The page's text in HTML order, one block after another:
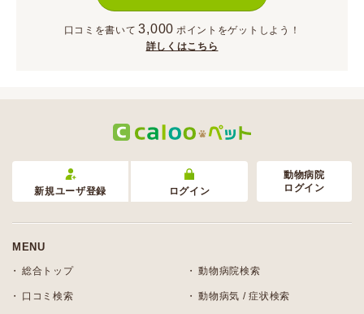
口コミを書いて 3,000 ポイント をゲットしよう！
詳しくはこちら
新規ユーザ登録 ログイン
動物病院
ログイン
MENU
総合トップ 動物病院検索
口コミ検索 動物病気 / 症状検索